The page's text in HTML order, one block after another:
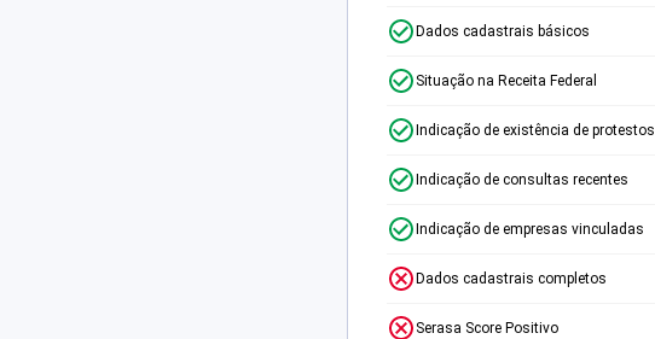
Dados cadastrais básicos
Situação na Receita Federal
Indicação de existência de protestos
Indicação de consultas recentes
Indicação de empresas vinculadas
Dados cadastrais completos
Serasa Score Positivo